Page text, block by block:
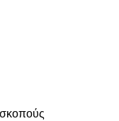
σκοπούς